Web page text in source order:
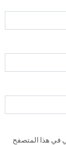
في هذا المتصفح